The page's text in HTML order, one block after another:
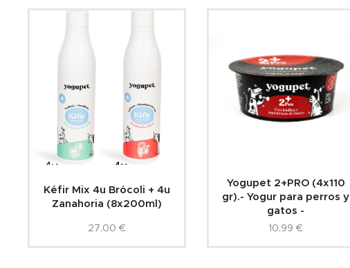
Kéfir Mix 4u Brócoli + 4u
Zanahoria (8x200ml)
27,00 €
Yogupet 2+PRO (4x110
gr).- Yogur para perros y
gatos -
10,99 €